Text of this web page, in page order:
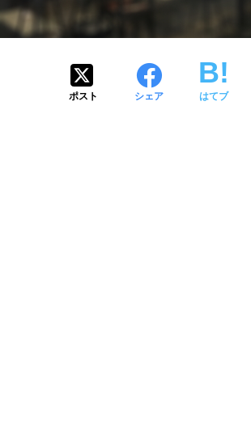
ポスト シェア はてブ